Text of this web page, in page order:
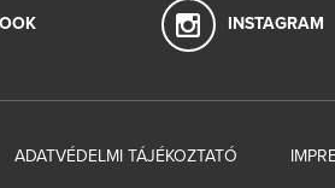
INSTAGRAM
ADATVÉDELMI TÁJÉKOZTATÓ